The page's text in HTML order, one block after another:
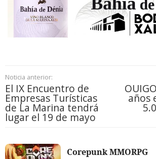
Noticia anterior:
El IX Encuentro de
Empresas Turísticas
de La Marina tendrá
lugar el 19 de mayo
años
Corepunk MMORPG